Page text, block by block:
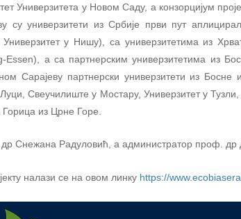
Универзитета у Новом Саду, а конзорцијум
универзитети из Србије први пут
у Нишу), са универзитетима из
а са партнерским универзитетима из
Сарајеву партнерски универзитети из Босне
Свеучилиште у Мостару, Универзитет у
из Црне Горе.
др Снежана Радуловић, а администратор проф. др
налази се на овом линку https://